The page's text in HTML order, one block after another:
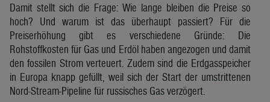
Damit stellt sich die Frage: Wie lange bleiben die Preise so
hoch? Und warum ist das überhaupt passiert? Für die
Preiserhöhung gibt es verschiedene Gründe: Die
Rohstoffkosten für Gas und Erdöl haben angezogen und damit
den fossilen Strom verteuert. Zudem sind die Erdgasspeicher
in Europa knapp gefüllt, weil sich der Start der umstrittenen
Nord-Stream-Pipeline für russisches Gas verzögert.